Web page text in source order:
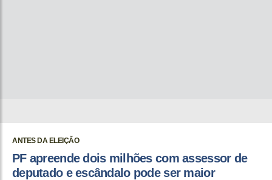
ANTES DA ELEIÇÃO
PF apreende dois milhões com assessor de
deputado e escândalo pode ser maior